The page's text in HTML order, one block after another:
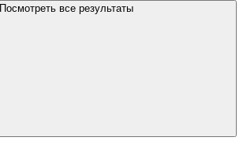
Посмотреть все результаты